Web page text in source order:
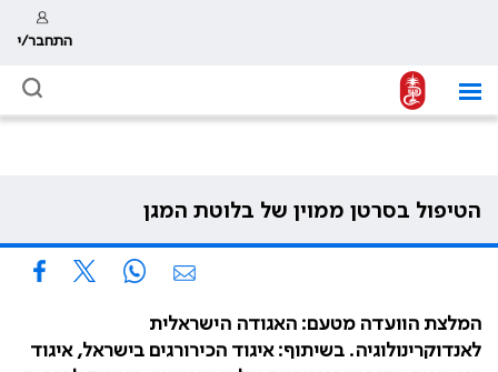
התחבר/י
הטיפול בסרטן ממוין של בלוטת המגן
המלצת הוועדה מטעם: האגודה הישראלית
לאנדוקרינולוגיה. בשיתוף: איגוד הכירורגים בישראל, איגוד